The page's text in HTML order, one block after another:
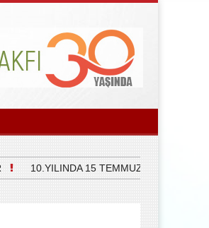
10.YILINDA 15 TEMMUZ DEMOKRASİ